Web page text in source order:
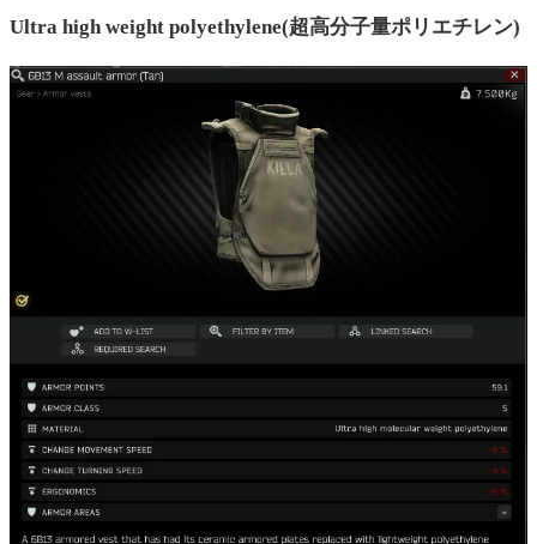
Ultra high weight polyethylene(超高分子量ポリエチレン)